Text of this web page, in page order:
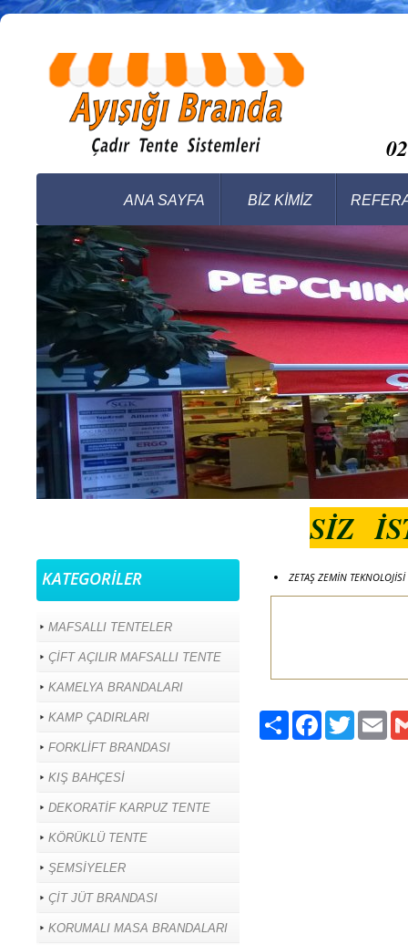
ANA SAYFA BİZ KİMİZ
SİZ
KATEGORİLER
MAFSALLI TENTELER
ÇİFT AÇILIR MAFSALLI TENTE
KAMELYA BRANDALARI
KAMP ÇADIRLARI
FORKLİFT BRANDASI
KIŞ BAHÇESİ
DEKORATİF KARPUZ TENTE
KÖRÜKLÜ TENTE
ŞEMSİYELER
ÇİT JÜT BRANDASI
KORUMALI MASA BRANDALARI
ZETAŞ ZEMİN
Paylaş FacebookTwitter